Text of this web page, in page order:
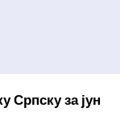
Српску за јун